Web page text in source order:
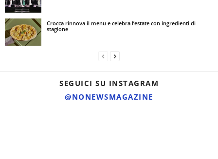
Crocca rinnova il menu e celebra l’estate con ingredienti di
stagione
SEGUICI SU INSTAGRAM
@NONEWSMAGAZINE